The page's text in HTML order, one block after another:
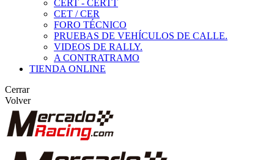
CERT - CERTT
CET / CER
FORO TÉCNICO
PRUEBAS DE VEHÍCULOS DE CALLE.
VIDEOS DE RALLY.
A CONTRATRAMO
TIENDA ONLINE
Cerrar
Volver